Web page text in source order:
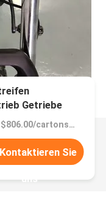
Getriebe
Preis：$806.00/cartons 2-49 cartons
Kontaktieren Sie
uns